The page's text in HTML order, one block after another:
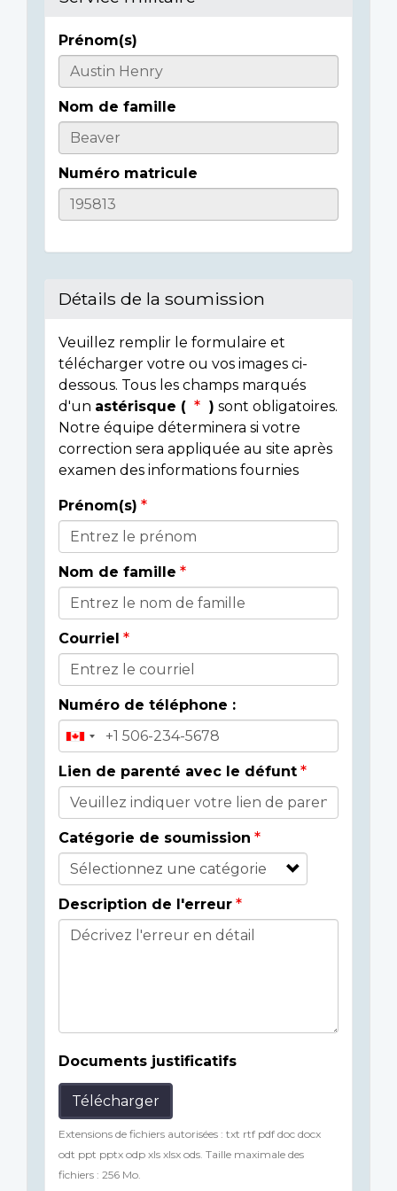
Casualty
Details
Prénom(s)
Nom de famille
Numéro matricule
Détails de la soumission
Veuillez remplir le formulaire et
télécharger votre ou vos images ci-
dessous. Tous les champs marqués
d'un astérisque ( ) sont obligatoires.
Notre équipe déterminera si votre
correction sera appliquée au site après
examen des informations fournies
Donor
Details
Prénom(s)
Nom de famille
Courriel
Numéro de téléphone :
Lien de parenté avec le défunt
Catégorie de soumission
Description de l'erreur
Documents justificatifs
Télécharger
Extensions de fichiers autorisées : txt rtf pdf doc docx
odt ppt pptx odp xls xlsx ods. Taille maximale des
fichiers : 256 Mo.